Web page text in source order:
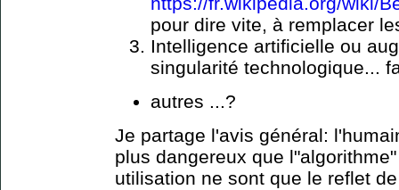
pour dire vite, à remplacer
Intelligence artificielle ou
singularité technologique...
autres ...?
Je partage l'avis général:
plus dangereux que
utilisation ne sont que le reflet